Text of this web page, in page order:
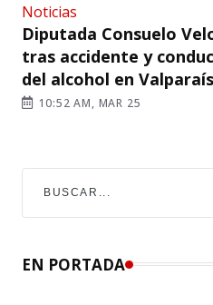
Noticias
Diputada Consuelo
tras accidente y
del alcohol en
10:52 AM, MAR 25
EN PORTADA